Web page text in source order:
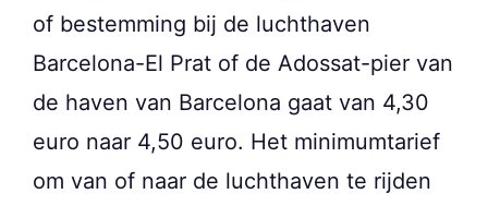
of bestemming bij de luchthaven
Barcelona-El Prat of de Adossat-pier van
de haven van Barcelona gaat van 4,30
euro naar 4,50 euro. Het minimumtarief
om van of naar de luchthaven te rijden